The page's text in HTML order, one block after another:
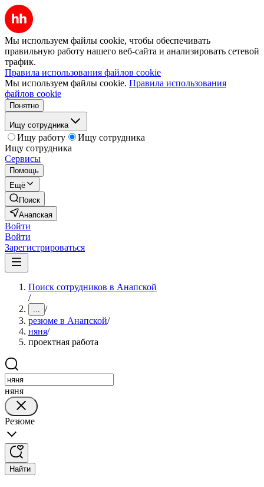
Мы используем файлы cookie, чтобы обеспечивать
правильную работу нашего веб-сайта и анализировать сетевой
трафик.
Правила использования файлов cookie
Мы используем файлы cookie. Правила использования
файлов cookie
Понятно
Ищу сотрудника
Ищу работу
Ищу сотрудника
Ищу сотрудника
Сервисы
Помощь
Ещё
Поиск
Анапская
Войти
Войти
Зарегистрироваться
Поиск сотрудников в Анапской
/
... /
резюме в Анапской/
няня/
проектная работа
няня
Резюме
Найти